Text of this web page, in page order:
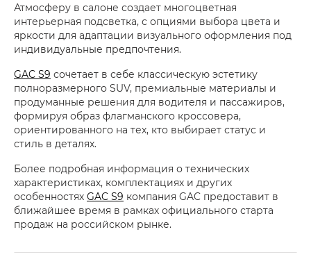
Атмосферу в салоне создает многоцветная
интерьерная подсветка, с опциями выбора цвета и
яркости для адаптации визуального оформления под
индивидуальные предпочтения.
GAC S9 сочетает в себе классическую эстетику
полноразмерного SUV, премиальные материалы и
продуманные решения для водителя и пассажиров,
формируя образ флагманского кроссовера,
ориентированного на тех, кто выбирает статус и
стиль в деталях.
Более подробная информация о технических
характеристиках, комплектациях и других
особенностях GAC S9 компания GAC предоставит в
ближайшее время в рамках официального старта
продаж на российском рынке.